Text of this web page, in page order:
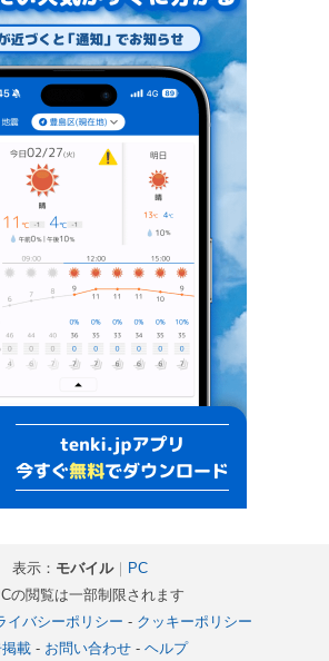
表示： モバイル｜ PC
の閲覧は一部制限されます
イバシーポリシー - クッキーポリシー
載- お問い合わせ- ヘルプ